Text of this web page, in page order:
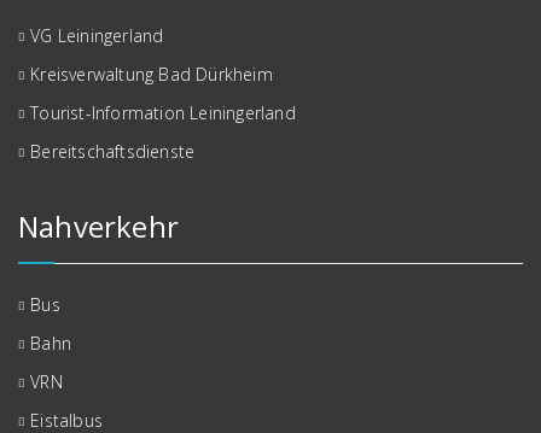
VG Leiningerland
Kreisverwaltung Bad Dürkheim
Tourist-Information Leiningerland
Bereitschaftsdienste
Nahverkehr
Bus
Bahn
VRN
Eistalbus